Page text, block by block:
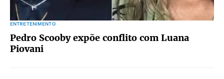
ENTRETENIMENTO
Pedro Scooby expõe conflito com Luana
Piovani